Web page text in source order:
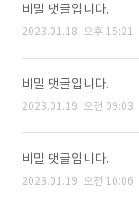
비밀 댓글입니다.
2023.01.18. 오후 15:21
비밀 댓글입니다.
2023.01.19. 오전 09:03
비밀 댓글입니다.
2023.01.19. 오전 10:06